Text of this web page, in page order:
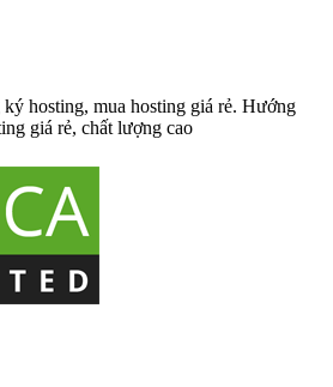
hosting, mua hosting giá rẻ. Hướng
giá rẻ, chất lượng cao